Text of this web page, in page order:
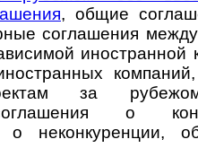
, общие
соглашения
иностранной
за
о
о не­кон­ку­рен­ции,